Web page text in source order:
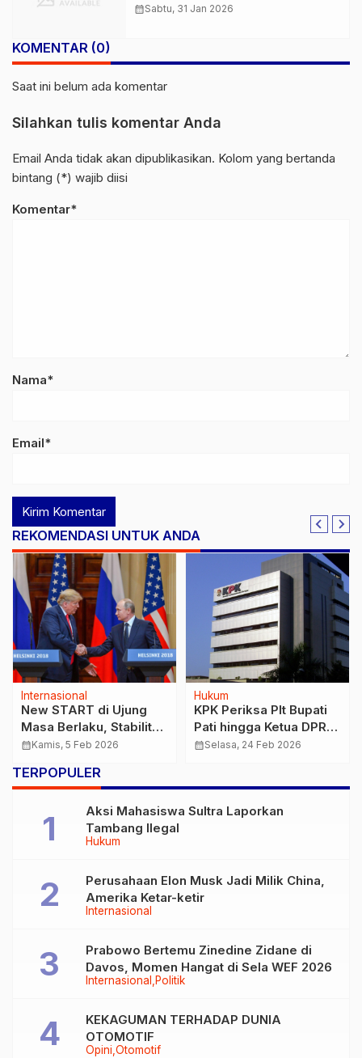
Eksploitasi Aksi Protes
calendar_monthSabtu, 31 Jan 2026
KOMENTAR (0)
Saat ini belum ada komentar
Silahkan tulis komentar Anda
Email Anda tidak akan dipublikasikan. Kolom yang bertanda
bintang (*) wajib diisi
Komentar*
Nama*
Email*
REKOMENDASI UNTUK ANDA
Internasional
New START di Ujung
Masa Berlaku, Stabilitas
Nuklir Global
calendar_monthKamis, 5 Feb 2026
Hukum
KPK Periksa Plt Bupati
Pati hingga Ketua DPRD
dalam Kasus
calendar_monthSelasa, 24 Feb 2026
TERPOPULER
Hukum
Aksi Mahasiswa Sultra Laporkan
Tambang Ilegal
Internasional
Perusahaan Elon Musk Jadi Milik China,
Amerika Ketar-ketir
Internasional Politik
Prabowo Bertemu Zinedine Zidane di
Davos, Momen Hangat di Sela WEF 2026
Opini Otomotif
KEKAGUMAN TERHADAP DUNIA
OTOMOTIF